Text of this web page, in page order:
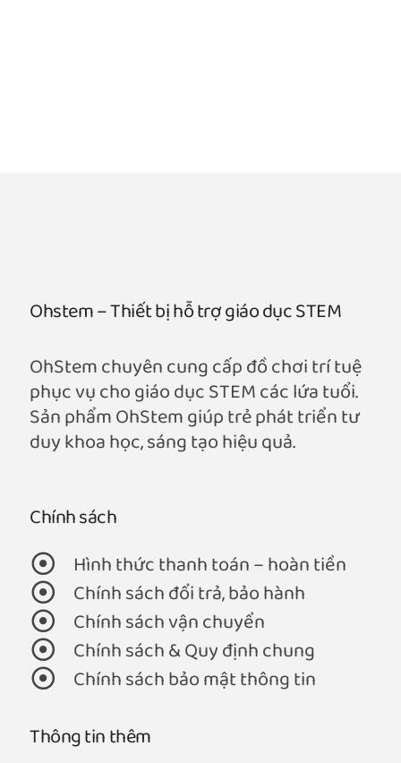
Ohstem – Thiết bị hỗ trợ giáo dục STEM
OhStem chuyên cung cấp đồ chơi trí tuệ
phục vụ cho giáo dục STEM các lứa tuổi.
Sản phẩm OhStem giúp trẻ phát triển tư
duy khoa học, sáng tạo hiệu quả.
Chính sách
Hình thức thanh toán – hoàn tiền
Chính sách đổi trả, bảo hành
Chính sách vận chuyển
Chính sách & Quy định chung
Chính sách bảo mật thông tin
Thông tin thêm